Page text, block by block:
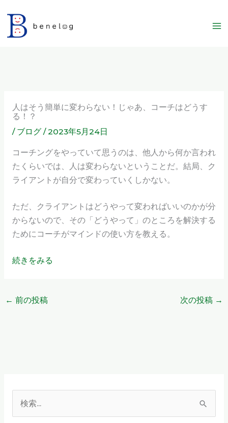
を
人はそう簡単に変わらない！じゃあ、コーチはどうす
る！？
/ ブログ/2023年5月24日
コーチングをやっていて思うのは、他人から何か言われ
たくらいでは、人は変わらないということだ。結局、ク
ライアントが自分で変わっていくしかない。
ただ、クライアントはどうやって変わればいいのかが分
からないので、その「どうやって」のところを解決する
ためにコーチがマインドの使い方を教える。
続きをみる
← 前の投稿 次の投稿 →